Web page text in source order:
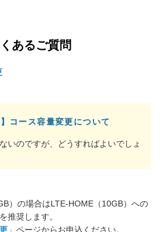
あるご質問
コース容量変更について
いのですが、どうすればよいでしょ
）の場合はLTE-HOME（10GB）への
推奨します。
」ページからお申込ください。